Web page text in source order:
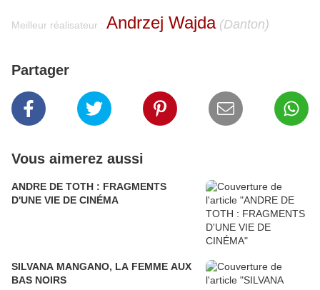
Meilleur réalisateur : Andrzej Wajda (Danton)
Partager
Vous aimerez aussi
ANDRE DE TOTH : FRAGMENTS
D'UNE VIE DE CINÉMA
SILVANA MANGANO, LA FEMME AUX
BAS NOIRS